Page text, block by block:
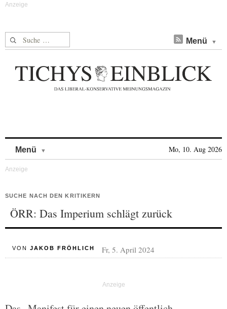
Suche nach: Menü
Menü Mo, 10. Aug 2026
SUCHE NACH DEN KRITIKERN
ÖRR: Das Imperium schlägt zurück
VON JAKOB FRÖHLICH Fr, 5. April 2024